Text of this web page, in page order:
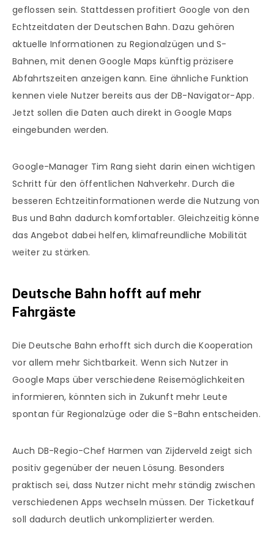
geflossen sein. Stattdessen profitiert Google von den
Echtzeitdaten der Deutschen Bahn. Dazu gehören
aktuelle Informationen zu Regionalzügen und S-
Bahnen, mit denen Google Maps künftig präzisere
Abfahrtszeiten anzeigen kann. Eine ähnliche Funktion
kennen viele Nutzer bereits aus der DB-Navigator-App.
Jetzt sollen die Daten auch direkt in Google Maps
eingebunden werden.
Google-Manager Tim Rang sieht darin einen wichtigen
Schritt für den öffentlichen Nahverkehr. Durch die
besseren Echtzeitinformationen werde die Nutzung von
Bus und Bahn dadurch komfortabler. Gleichzeitig könne
das Angebot dabei helfen, klimafreundliche Mobilität
weiter zu stärken.
Deutsche Bahn hofft auf mehr
Fahrgäste
Die Deutsche Bahn erhofft sich durch die Kooperation
vor allem mehr Sichtbarkeit. Wenn sich Nutzer in
Google Maps über verschiedene Reisemöglichkeiten
informieren, könnten sich in Zukunft mehr Leute
spontan für Regionalzüge oder die S-Bahn entscheiden.
Auch DB-Regio-Chef Harmen van Zijderveld zeigt sich
positiv gegenüber der neuen Lösung. Besonders
praktisch sei, dass Nutzer nicht mehr ständig zwischen
verschiedenen Apps wechseln müssen. Der Ticketkauf
soll dadurch deutlich unkomplizierter werden.